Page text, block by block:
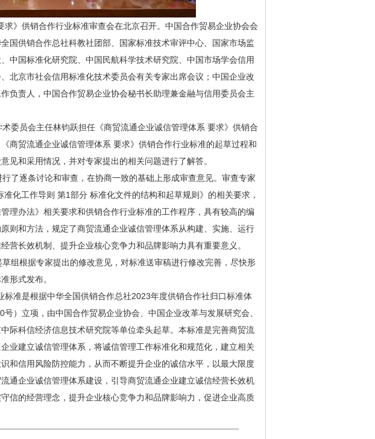
》供销合作行业标准审查会在北京召开。中国合作贸易企业协会会
国供销合作总社科教社团部、国家标准技术审评中心、国家市场监
中国标准化研究院、中国民航科学技术研究院、中国市场学会信用
北京市社会信用标准化技术委员会有关专家出席会议；中国企业改
负责人，中国合作贸易企业协会秘书长助理兼金融与信用委员会主
委员会主任林钧跃担任《商贸流通企业诚信管理体系 要求》供销合
商贸流通企业诚信管理体系 要求》供销合作行业标准的起草过程和
见和采用情况，并对专家提出的相关问题进行了解答。
了逐条讨论和审查，在协商一致的基础上形成审查意见。审查专家
化工作导则 第1部分 标准化文件的结构和起草规则》的相关要求，
理办法》相关要求和供销合作行业标准的工作程序，具有较高的编
则和方法，规定了商贸流通企业诚信管理体系从构建、实施、运行
营长效机制、提升企业核心竞争力和品牌影响力具有重要意义。
组根据专家提出的修改意见，对标准送审稿进行修改完善，尽快形
形式发布。
准是根据中华全国供销合作总社2023年度供销合作社归口标准体
）立项，由中国合作贸易企业协会、中国企业改革与发展研究会、
际科信经济信息技术研究院等单位牵头起草。本标准是完善商贸流
业建立诚信管理体系，将诚信管理工作标准化和规范化，建立相关
和信用风险防控能力，从而不断提升企业的诚信水平，以最大限度
通企业诚信管理体系建设，引导商贸流通企业建立诚信经营长效机
信的经营理念，提升企业核心竞争力和品牌影响力，促进企业高质